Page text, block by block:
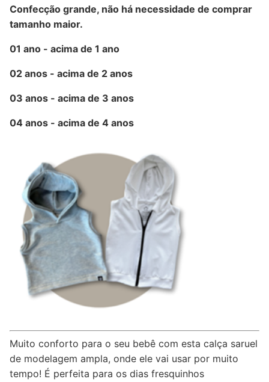
Confecção grande, não há necessidade de comprar
tamanho maior.
01 ano - acima de 1 ano
02 anos - acima de 2 anos
03 anos - acima de 3 anos
04 anos - acima de 4 anos
Muito conforto para o seu bebê com esta calça saruel
de modelagem ampla, onde ele vai usar por muito
tempo! É perfeita para os dias fresquinhos